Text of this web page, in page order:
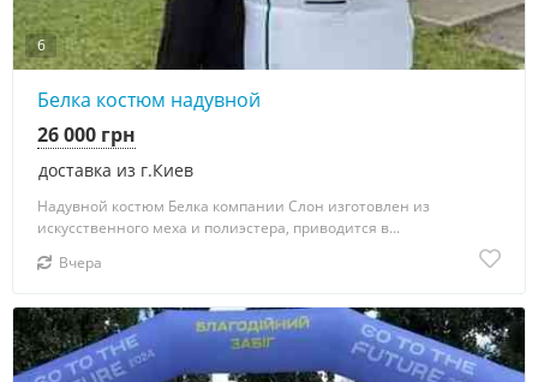
6
Белка костюм надувной
доставка из г.Киев
26 000 грн
Надувной костюм Белка компании Слон изготовлен из
искусственного меха и полиэстера, приводится в...
Вчера